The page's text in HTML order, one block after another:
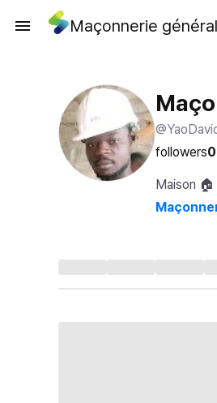
followers0
Maison 🏠